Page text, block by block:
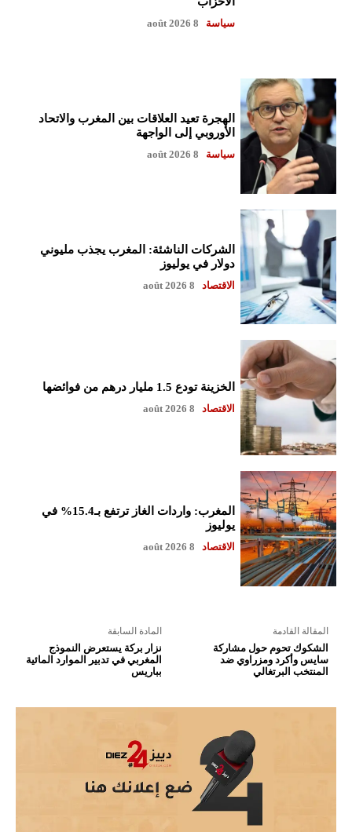
سياسة 8 août 2026
الهجرة تعيد العلاقات بين المغرب والاتحاد
الأوروبي إلى الواجهة
سياسة 8 août 2026
الشركات الناشئة: المغرب يجذب مليوني
دولار في يوليوز
الاقتصاد 8 août 2026
الخزينة تودع 1.5 مليار درهم من فوائضها
الاقتصاد 8 août 2026
المغرب: واردات الغاز ترتفع بـ15.4% في
يوليوز
الاقتصاد 8 août 2026
المادة السابقة
نزار بركة يستعرض النموذج
المغربي في تدبير الموارد المائية
بباريس
المقالة القادمة
الشكوك تحوم حول مشاركة
سايس وأكرد ومزراوي ضد
المنتخب البرتغالي